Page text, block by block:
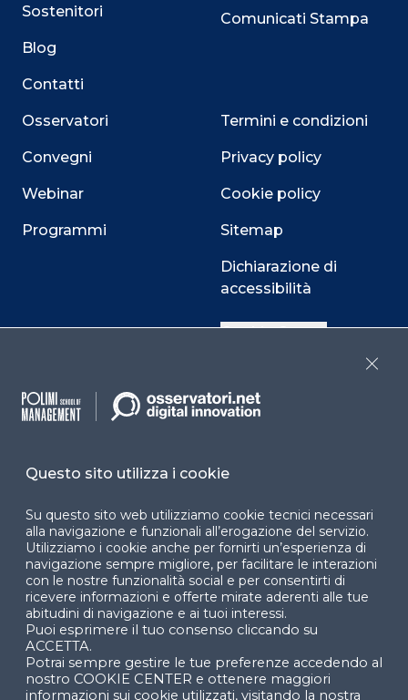
Sostenitori
Blog
Contatti
Osservatori
Convegni
Webinar
Programmi
Comunicati Stampa
Termini e condizioni
Privacy policy
Cookie policy
Sitemap
Dichiarazione di
accessibilità
Cookie Center
Facebook LinkedIn
© 2024 Copyright © Politecnico di Milano Dipartimento
di Ingegneria Gestionale
Questo sito utilizza i cookie
Su questo sito web utilizziamo cookie tecnici necessari
alla navigazione e funzionali all’erogazione del servizio.
Utilizziamo i cookie anche per fornirti un’esperienza di
navigazione sempre migliore, per facilitare le interazioni
con le nostre funzionalità social e per consentirti di
ricevere informazioni e offerte mirate aderenti alle tue
abitudini di navigazione e ai tuoi interessi.
Puoi esprimere il tuo consenso cliccando su
ACCETTA.
Potrai sempre gestire le tue preferenze accedendo al
nostro COOKIE CENTER e ottenere maggiori
informazioni sui cookie utilizzati, visitando la nostra